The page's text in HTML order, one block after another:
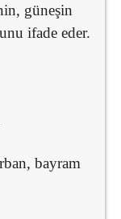
güneşin
ifade eder.
bayram